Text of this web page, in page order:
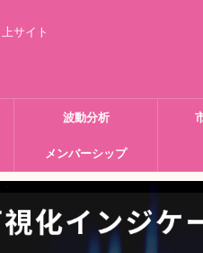
サイト
波動分析
メンバーシップ